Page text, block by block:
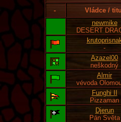
- Vládce / titul
newmike
DESERT
-
Azazel00
neškodný
Almir
vévoda
Funghi II
Pizzaman
Djerun
Pán Světa